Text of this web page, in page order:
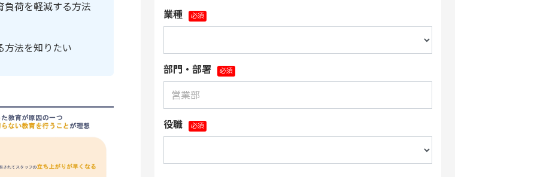
負荷を軽減する方法
方法を知りたい
業種
部門・部署
役職